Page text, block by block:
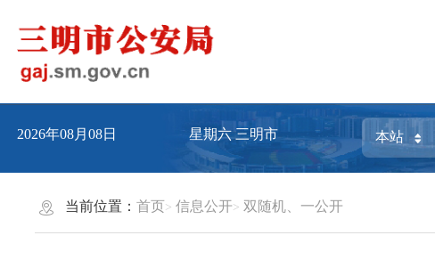
2026年08月08日 星期六三明市
当前位置：首页 信息公开 双随机、一公开